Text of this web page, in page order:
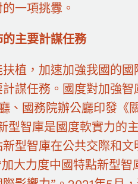
一項挑釁。
主要計謀任務
植，加速加強我國的
計謀任務。國度對加強
、國務院辦公廳印發《
型智庫是國度軟實力的
型智庫在公共交際和
大力度中國特點新型